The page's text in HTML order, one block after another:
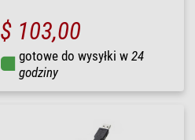
$ 103,00
gotowe do wysyłki w 24
godziny